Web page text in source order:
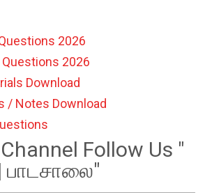
2026
2026
Download
/ Notes Download
Follow Us "
பாடசாலை"